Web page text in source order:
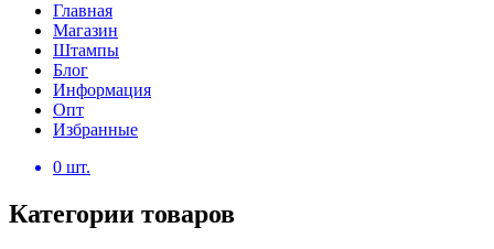
Главная
Магазин
Штампы
Блог
Информация
Опт
Избранные
0 шт.
Категории товаров